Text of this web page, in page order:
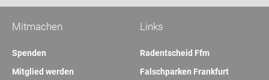
Links
Radentscheid Ffm
Falschparken Frankfurt
Mitmachen
Spenden
Mitglied werden